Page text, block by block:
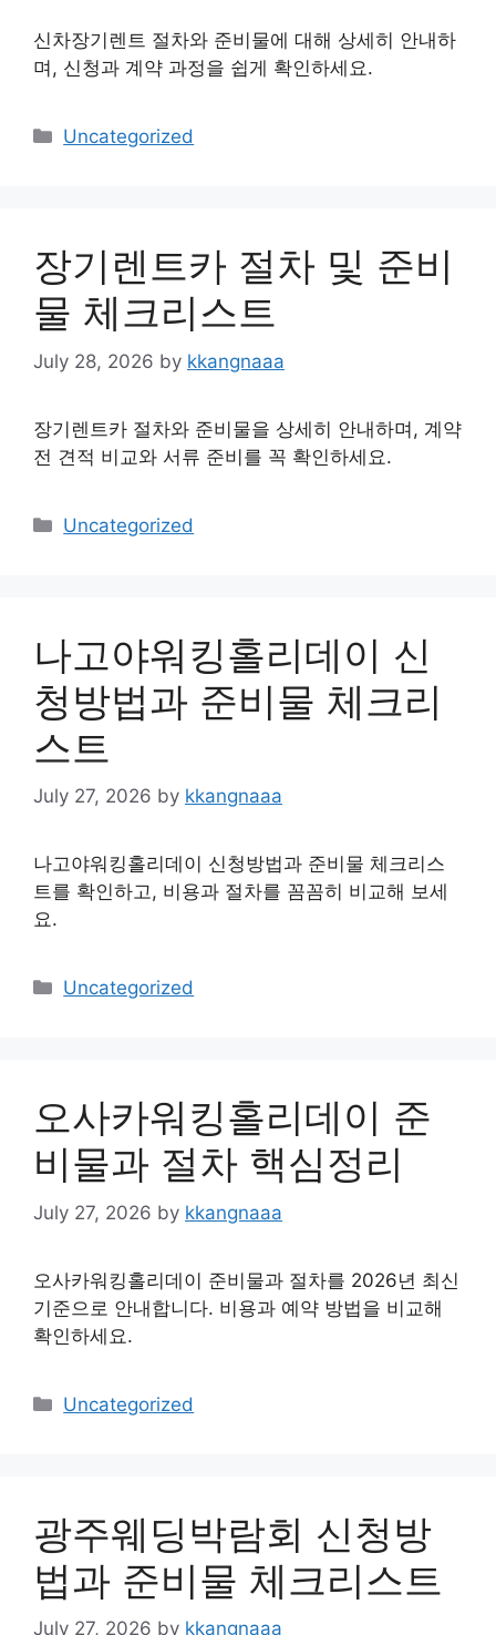
신차장기렌트 절차와 준비물에 대해 상세히 안내하
며, 신청과 계약 과정을 쉽게 확인하세요.
Categories
Uncategorized
장기렌트카 절차 및 준비
물 체크리스트
July 28, 2026 by kkangnaaa
장기렌트카 절차와 준비물을 상세히 안내하며, 계약
전 견적 비교와 서류 준비를 꼭 확인하세요.
Categories
Uncategorized
나고야워킹홀리데이 신
청방법과 준비물 체크리
스트
July 27, 2026 by kkangnaaa
나고야워킹홀리데이 신청방법과 준비물 체크리스
트를 확인하고, 비용과 절차를 꼼꼼히 비교해 보세
요.
Categories
Uncategorized
오사카워킹홀리데이 준
비물과 절차 핵심정리
July 27, 2026 by kkangnaaa
오사카워킹홀리데이 준비물과 절차를 2026년 최신
기준으로 안내합니다. 비용과 예약 방법을 비교해
확인하세요.
Categories
Uncategorized
광주웨딩박람회 신청방
법과 준비물 체크리스트
July 27, 2026 by kkangnaaa